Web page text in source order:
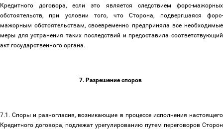
Кредитного договора, если это является следствием форс-мажорных
обстоятельств, при условии того, что Сторона, подвергшаяся форс-
мажорным обстоятельствам, своевременно предприняла все необходимые
меры для устранения таких последствий и предоставила соответствующий
акт государственного органа.
7. Разрешение споров
7.1. Споры и разногласия, возникающие в процессе исполнения настоящего
Кредитного договора, подлежат урегулированию путем переговоров Сторон